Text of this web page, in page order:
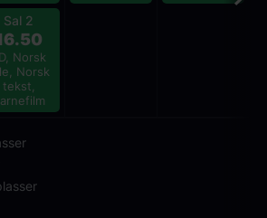
Sal 2
Norsk
Norsk
tekst,